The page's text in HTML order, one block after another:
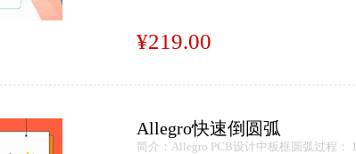
¥219.00
Allegro快速倒圆弧
简介：Allegro PCB设计中板框圆弧过程：